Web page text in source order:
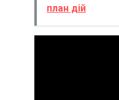
план дій